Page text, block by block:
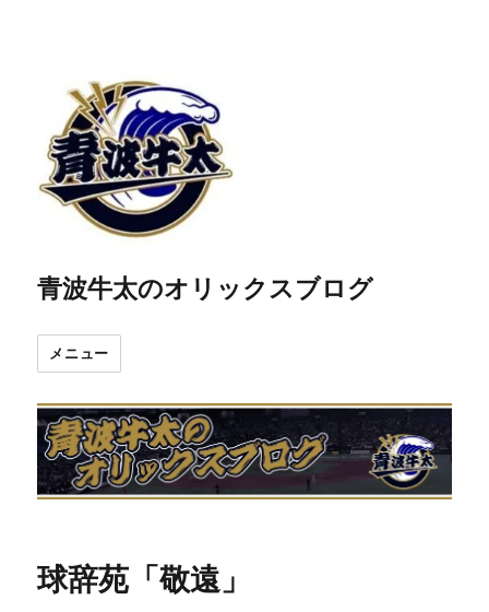
青波牛太のオリックスブログ
メニュー
球辞苑「敬遠」